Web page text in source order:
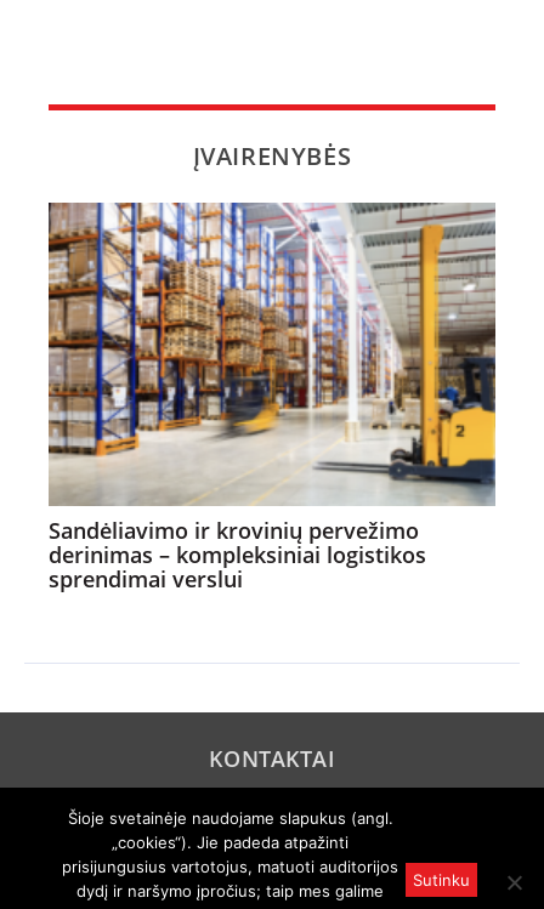
ĮVAIRENYBĖS
Sandėliavimo ir krovinių pervežimo
derinimas – kompleksiniai logistikos
sprendimai verslui
KONTAKTAI
PRIVATUMO POLITIKA
© 2005 "Axel Springer AG". Visos teisės išsaugomos. Rengiama
Šioje svetainėje naudojame slapukus (angl.
„cookies“). Jie padeda atpažinti
prisijungusius vartotojus, matuoti auditorijos
dydį ir naršymo įpročius; taip mes galime
Sutinku